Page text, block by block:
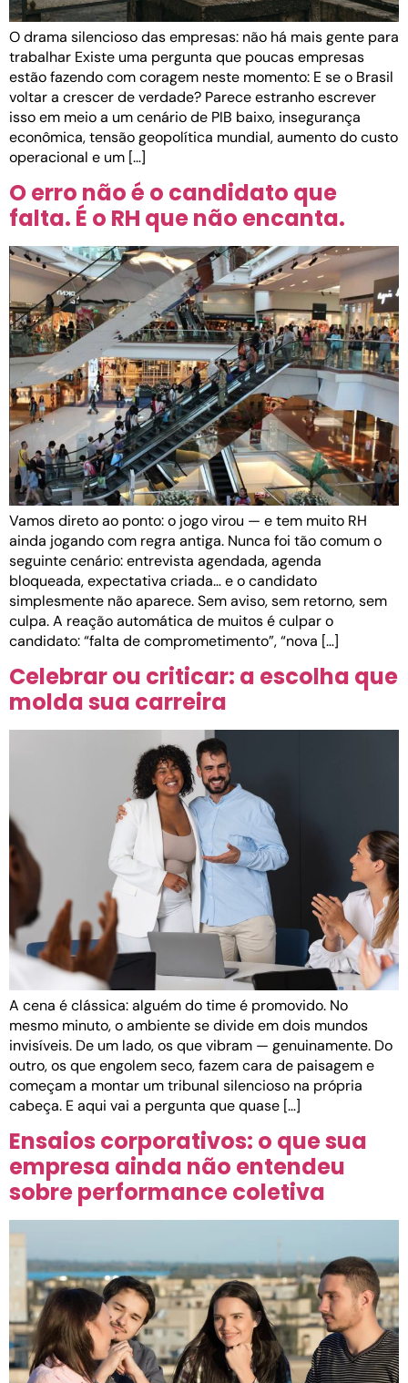
O drama silencioso das empresas: não há mais gente para
trabalhar Existe uma pergunta que poucas empresas
estão fazendo com coragem neste momento: E se o Brasil
voltar a crescer de verdade? Parece estranho escrever
isso em meio a um cenário de PIB baixo, insegurança
econômica, tensão geopolítica mundial, aumento do custo
operacional e um […]
O erro não é o candidato que
falta. É o RH que não encanta.
Vamos direto ao ponto: o jogo virou — e tem muito RH
ainda jogando com regra antiga. Nunca foi tão comum o
seguinte cenário: entrevista agendada, agenda
bloqueada, expectativa criada… e o candidato
simplesmente não aparece. Sem aviso, sem retorno, sem
culpa. A reação automática de muitos é culpar o
candidato: “falta de comprometimento”, “nova […]
Celebrar ou criticar: a escolha que
molda sua carreira
A cena é clássica: alguém do time é promovido. No
mesmo minuto, o ambiente se divide em dois mundos
invisíveis. De um lado, os que vibram — genuinamente. Do
outro, os que engolem seco, fazem cara de paisagem e
começam a montar um tribunal silencioso na própria
cabeça. E aqui vai a pergunta que quase […]
Ensaios corporativos: o que sua
empresa ainda não entendeu
sobre performance coletiva